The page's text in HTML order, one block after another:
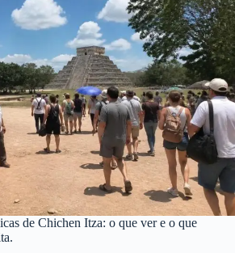
de Chichen Itza: o que ver e o que